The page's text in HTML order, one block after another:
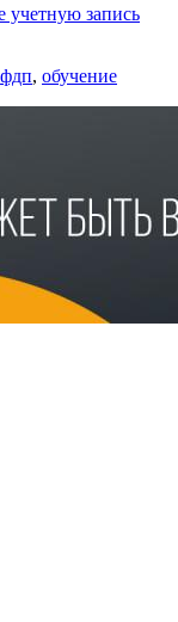
учетную запись
фдп, обучение